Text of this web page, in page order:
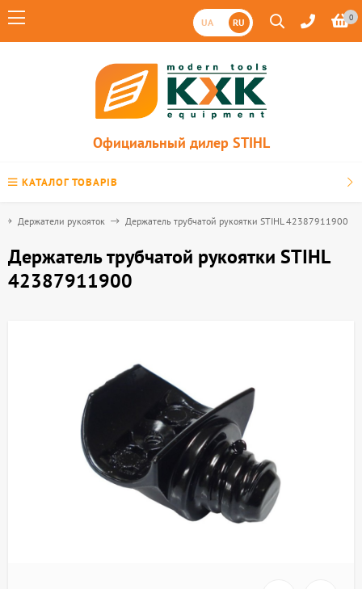
UA RU 0
Официальный дилер STIHL
КАТАЛОГ ТОВАРІВ
Держатели рукояток Держатель трубчатой ​​рукоятки STIHL 42387911900
Держатель трубчатой ​​рукоятки STIHL
42387911900